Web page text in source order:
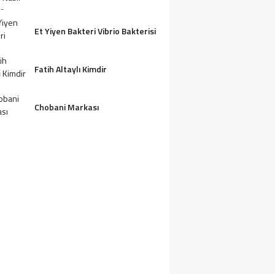
Et Yiyen Bakteri Vibrio Bakterisi
Fatih Altaylı Kimdir
Chobani Markası